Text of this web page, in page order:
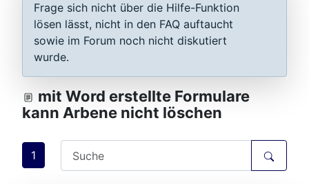
Frage sich nicht über die Hilfe-Funktion
lösen lässt, nicht in den FAQ auftaucht
sowie im Forum noch nicht diskutiert
wurde.
mit Word erstellte Formulare
kann Arbene nicht löschen
1